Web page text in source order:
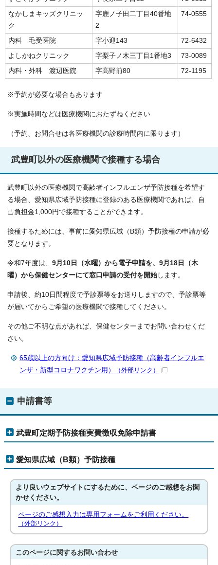
なかしまキッズクリニッ
ク
字鹿ノ子田二丁目40番地
2
74-0555
内科 毛受医院 字小迎143 72-6432
よしかねクリニック 字梨子ノ木三丁目1番地3 73-0089
内科・外科 渡辺医院 字高野前80 72-1195
※予約が必要な場合もあります
※実施時間などは医療機関におたずねください
（予約、お問合せは各医療機関の診療時間内に限ります）
武豊町以外の医療機関で接種する場合
武豊町以外の医療機関で高齢者インフルエンザ予防接種を希望す
る場合、愛知県広域予防接種に登録のある医療機関であれば、自
己負担金1,000円で接種することができます。
接種するためには、事前に愛知県広域（B類）予防接種の申請が必
要となります。
令和7年度は、 9月10日（水曜）から電子申請を、9月18日（木
曜）から保健センターにて窓口申請の受付を開始します。
申請後、約10日間程度で予診票等をお送りしますので、予診票等
が届いてからご希望の医療機関で接種してください。
その他ご不明な点があれば、保健センターまでお問い合わせくだ
さい。
65歳以上の方向け：愛知県広域予防接種（高齢者インフルエ
ンザ・新型コロナワクチン用）
（外部リンク）
申請書等
武豊町定期予防接種実費徴収免除申請書
愛知県広域（B類）予防接種
より良いウェブサイトにするために、ページのご感想をお聞
かせください。
ページのご感想入力は専用フォームをご利用ください。
（外部リンク）
このページに関するお問い合わせ